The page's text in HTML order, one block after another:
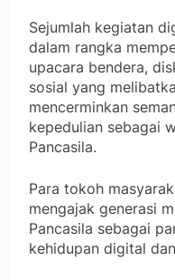
Sejumlah kegiatan
dalam rangka
upacara bendera,
sosial yang
mencerminkan
kepedulian sebagai
Pancasila.
Para tokoh
mengajak generasi
Pancasila sebagai
kehidupan digital